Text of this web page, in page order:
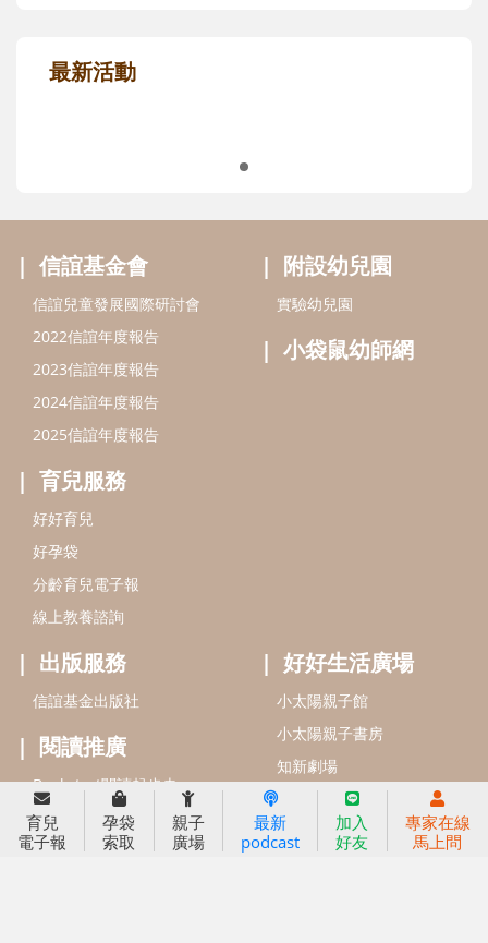
信誼基金會
信誼兒童發展國際研討會
2023信誼年度報告
2024信誼年度報告
2025信誼年度報告
育兒服務
好好育兒
好孕袋
小袋鼠幼師網
育兒
電子報
孕袋
索取
親子
廣場
最新
podcast
加入
好友
專家在線
馬上問